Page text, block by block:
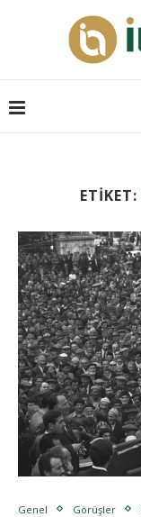
ETIKET:
Genel Görüşler